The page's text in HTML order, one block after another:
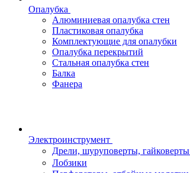
Опалубка
Алюминиевая опалубка стен
Пластиковая опалубка
Комплектующие для опалубки
Опалубка перекрытий
Стальная опалубка стен
Балка
Фанера
Электроинструмент
Дрели, шуруповерты, гайковерты
Лобзики